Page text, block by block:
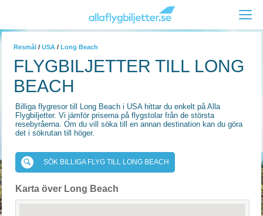
Resmål / USA / Long Beach
FLYGBILJETTER TILL LONG
BEACH
Billiga flygresor till Long Beach i USA hittar du enkelt på Alla
Flygbiljetter. Vi jämför priserna på flygstolar från de största
resebyråerna. Om du vill söka till en annan destination kan du göra
det i sökrutan till höger.
SÖK BILLIGA FLYG TILL LONG BEACH
Karta över Long Beach